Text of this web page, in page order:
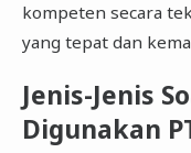
kompeten secara
yang tepat dan
Jenis-Jenis
Digunakan